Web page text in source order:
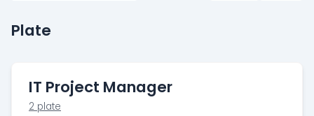
Plate
IT Project Manager
2 plate